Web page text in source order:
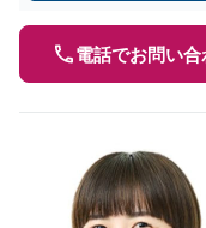
電話でお問い合